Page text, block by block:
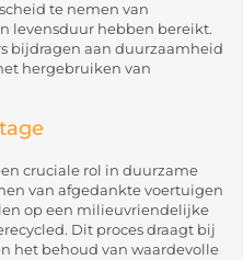
te nemen van
levensduur hebben bereikt.
bijdragen aan duurzaamheid
hergebruiken van
cruciale rol in duurzame
van afgedankte voertuigen
op een milieuvriendelijke
Dit proces draagt bij
het behoud van waardevolle